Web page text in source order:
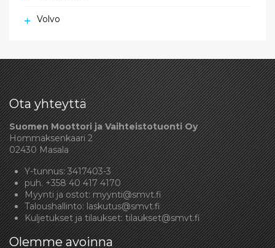
Volvo
Ota yhteyttä
Suomen Moottori ja Vaihteistotuonti Oy
Hommaksenkaari 2
02430 Masala
Y-tunnus: 3417403-3
puh.+358 40 417 4170
Myynti ja ostot:myynti@smvt.fi
Taloushallinto:laskutus@smvt.fi
Kuljetukset ja tilaukset:tilaukset@smvt.fi
Olemme avoinna